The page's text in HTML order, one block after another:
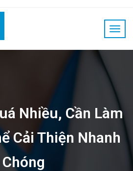
Nhiều, Cần Làm
Cải Thiện Nhanh
Chóng